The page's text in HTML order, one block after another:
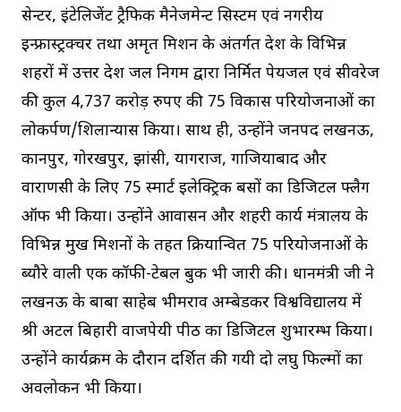
सेन्टर, इंटेलिजेंट ट्रैफिक मैनेजमेन्ट सिस्टम एवं नगरीय
इन्फ्रास्ट्रक्चर तथा अमृत मिशन के अंतर्गत प्रदेश के विभिन्न
शहरों में उत्तर प्रदेश जल निगम द्वारा निर्मित पेयजल एवं सीवरेज
की कुल 4,737 करोड़ रुपए की 75 विकास परियोजनाओं का
लोकर्पण/शिलान्यास किया। साथ ही, उन्होंने जनपद लखनऊ,
कानपुर, गोरखपुर, झांसी, प्रयागराज, गाजियाबाद और
वाराणसी के लिए 75 स्मार्ट इलेक्ट्रिक बसों का डिजिटल फ्लैग
ऑफ भी किया। उन्होंने आवासन और शहरी कार्य मंत्रालय के
विभिन्न प्रमुख मिशनों के तहत क्रियान्वित 75 परियोजनाओं के
ब्यौरे वाली एक कॉफी-टेबल बुक भी जारी की। प्रधानमंत्री जी ने
लखनऊ के बाबा साहेब भीमराव अम्बेडकर विश्वविद्यालय में
श्री अटल बिहारी वाजपेयी पीठ का डिजिटल शुभारम्भ किया।
उन्होंने कार्यक्रम के दौरान प्रदर्शित की गयी दो लघु फिल्मों का
अवलोकन भी किया।